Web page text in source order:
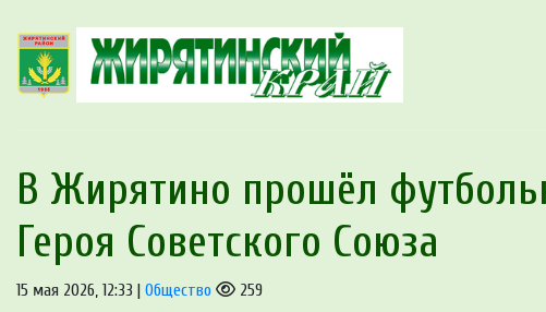
В Жирятино прошёл
Героя Советского Союза
15 мая 2026, 12:33 | Общество 259